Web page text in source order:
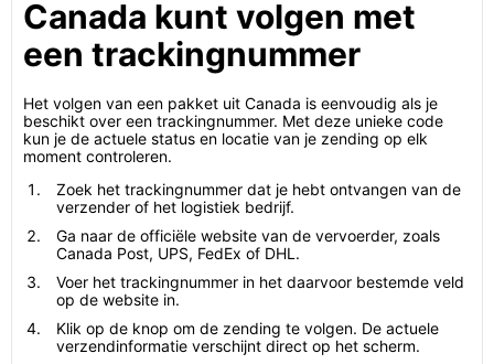
Canada kunt volgen met
een trackingnummer
Het volgen van een pakket uit Canada is eenvoudig als je
beschikt over een trackingnummer. Met deze unieke code
kun je de actuele status en locatie van je zending op elk
moment controleren.
Zoek het trackingnummer dat je hebt ontvangen van de
verzender of het logistiek bedrijf.
Ga naar de officiële website van de vervoerder, zoals
Canada Post, UPS, FedEx of DHL.
Voer het trackingnummer in het daarvoor bestemde veld
op de website in.
Klik op de knop om de zending te volgen. De actuele
verzendinformatie verschijnt direct op het scherm.